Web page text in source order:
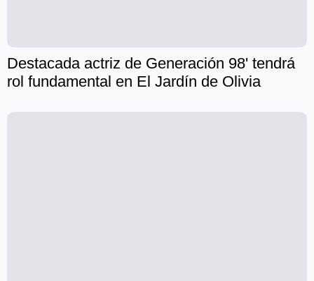
Destacada actriz de Generación 98' tendrá
rol fundamental en El Jardín de Olivia